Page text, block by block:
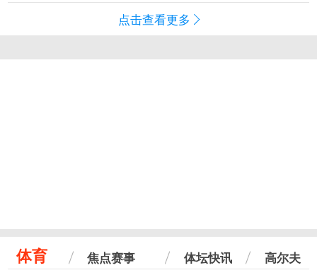
点击查看更多
体育 焦点赛事 体坛快讯 高尔夫